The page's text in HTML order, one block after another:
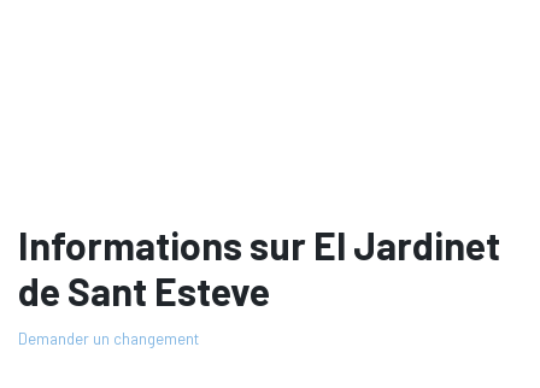
Informations sur El Jardinet
de Sant Esteve
Demander un changement